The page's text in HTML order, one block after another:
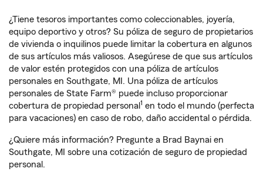
¿Tiene tesoros importantes como coleccionables, joyería,
equipo deportivo y otros? Su póliza de seguro de propietarios
de vivienda o inquilinos puede limitar la cobertura en algunos
de sus artículos más valiosos. Asegúrese de que sus artículos
de valor estén protegidos con una póliza de artículos
personales en Southgate, MI. Una póliza de artículos
personales de State Farm® puede incluso proporcionar
cobertura de propiedad personal 1 en todo el mundo (perfecta
para vacaciones) en caso de robo, daño accidental o pérdida.
¿Quiere más información? Pregunte a Brad Baynai en
Southgate, MI sobre una cotización de seguro de propiedad
personal.